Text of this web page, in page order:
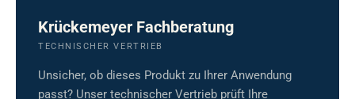
Krückemeyer Fachberatung
TECHNISCHER VERTRIEB
Unsicher, ob dieses Produkt zu Ihrer Anwendung
passt? Unser technischer Vertrieb prüft Ihre